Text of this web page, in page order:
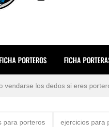
FICHA PORTEROS FICHA
en Porteros: La Guía
vendarse los dedos si eres
para porteros ejercicios para